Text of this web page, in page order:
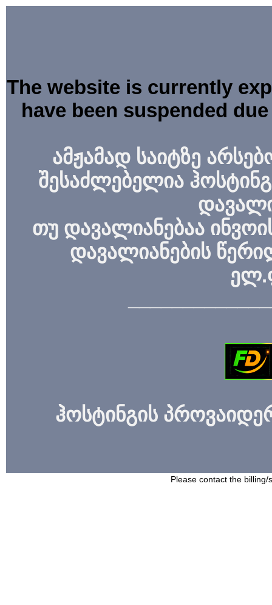
The website is currently
have been suspended
ამჟამად საიტზე
შესაძლებელია
თუ დავალიანებაა
დავალიანების
ჰოსტინგის
Please contact the